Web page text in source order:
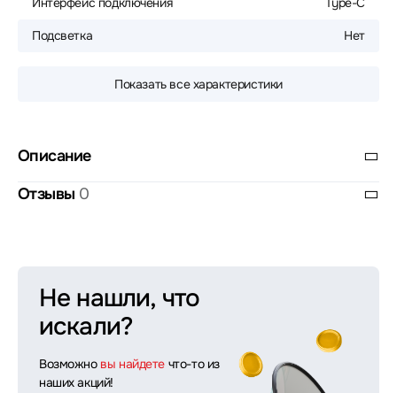
Подсветка Нет
Показать все характеристики
Описание
Отзывы 0
Не нашли, что
искали?
Возможно вы найдете что-то из
наших акций!